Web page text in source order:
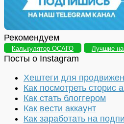
Рекомендуем
Калькулятор ОСАГО Лучшие
Посты о Instagram
Хештеги для
Как посмотреть сторис
Как стать блоггером
Как вести аккаунт
Как заработать на